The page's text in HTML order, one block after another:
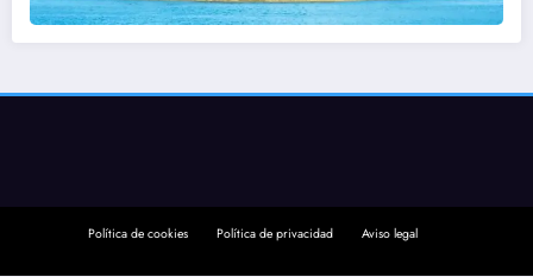
Política de cookies Política de privacidad Aviso legal